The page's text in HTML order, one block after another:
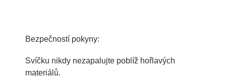
Bezpečností pokyny:
Svíčku nikdy nezapalujte poblíž hořlavých
materiálů.